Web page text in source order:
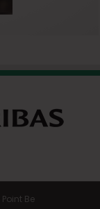
Point Be